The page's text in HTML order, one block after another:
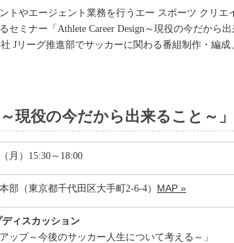
トやエージェント業務を行うエー スポーツ クリ
セミナー「Athlete Career Design～現役の今だから
Jリーグ推進部でサッカーに関わる番組制作・編
～現役の今だから出来ること～
月）15:30～18:00
部（東京都千代田区大手町2-6-4） MAP »
ィスカッション
ップ～今後のサッカー人生について考える～」